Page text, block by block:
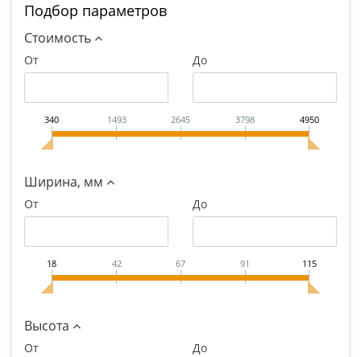
Подбор параметров
Стоимость
От До
340 1493 2645 3798 4950
Ширина, мм
От До
18 42 67 91 115
Высота
От До